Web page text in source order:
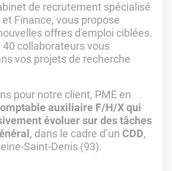
de recrutement spécialisé
Finance, vous propose
offres d'emploi ciblées.
collaborateurs vous
vos projets de recherche
pour notre client, PME en
auxiliaire F/H/X qui
évoluer sur des tâches
, dans le cadre d’un CDD,
Saint-Denis (93).